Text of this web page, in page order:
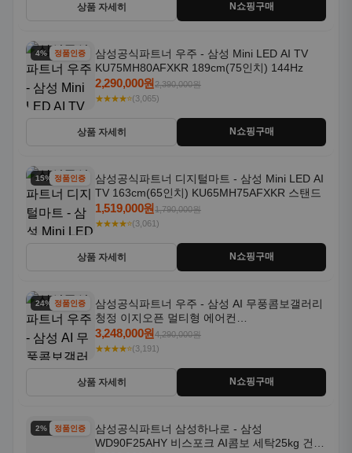
상품 자세히 N쇼핑구매
4% 할인정품인증
삼성공식파트너 우주 - 삼성 Mini LED AI TV
KU75MH80AFXKR 189cm(75인치) 144Hz
2,290,000원2,390,000원
★★★★⭐(3,065)
상품 자세히 N쇼핑구매
15% 할인정품인증
삼성공식파트너 디지털마트 - 삼성 Mini LED AI
TV 163cm(65인치) KU65MH75AFXKR 스탠드
1,519,000원1,790,000원
★★★★⭐(3,061)
상품 자세히 N쇼핑구매
24% 할인정품인증
삼성공식파트너 우주 - 삼성 AI 무풍콤보갤러리
청정 이지오픈 멀티형 에어컨
AF80F17D22WRS 기본설치포함
3,248,000원4,290,000원
★★★★⭐(3,191)
상품 자세히 N쇼핑구매
2% 할인정품인증
삼성공식파트너 삼성하나로 - 삼성
WD90F25AHY 비스포크 AI콤보 세탁25kg 건조